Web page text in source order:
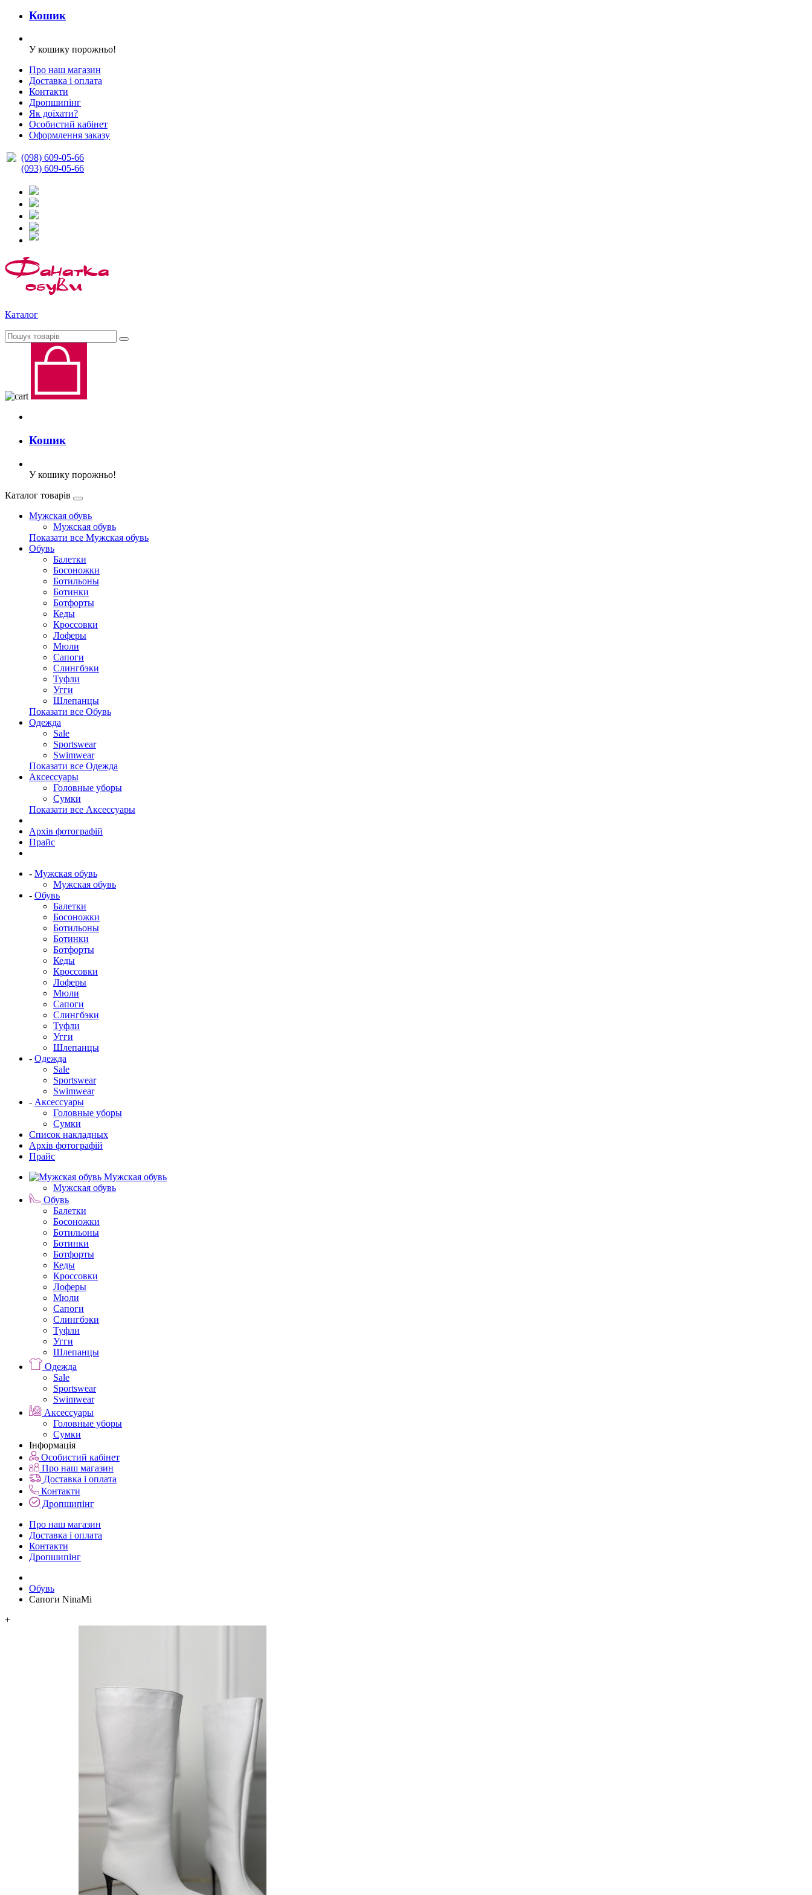
Кошик
У кошику порожньо!
Про наш магазин
Доставка і оплата
Контакти
Дропшипінг
Як доїхати?
Особистий кабінет
Оформлення заказу
(098) 609-05-66
(093) 609-05-66
Каталог
Кошик
У кошику порожньо!
Каталог товарів
Мужская обувь
Мужская обувь
Показати все Мужская обувь
Обувь
Балетки
Босоножки
Ботильоны
Ботинки
Ботфорты
Кеды
Кроссовки
Лоферы
Мюли
Сапоги
Слингбэки
Туфли
Угги
Шлепанцы
Показати все Обувь
Одежда
Sale
Sportswear
Swimwear
Показати все Одежда
Аксессуары
Головные уборы
Сумки
Показати все Аксессуары
Архів фотографій
Прайс
- Мужская обувь
Мужская обувь
- Обувь
Балетки
Босоножки
Ботильоны
Ботинки
Ботфорты
Кеды
Кроссовки
Лоферы
Мюли
Сапоги
Слингбэки
Туфли
Угги
Шлепанцы
- Одежда
Sale
Sportswear
Swimwear
- Аксессуары
Головные уборы
Сумки
Список накладных
Архів фотографій
Прайс
Мужская обувь
Мужская обувь
Обувь
Балетки
Босоножки
Ботильоны
Ботинки
Ботфорты
Кеды
Кроссовки
Лоферы
Мюли
Сапоги
Слингбэки
Туфли
Угги
Шлепанцы
Одежда
Sale
Sportswear
Swimwear
Аксессуары
Головные уборы
Сумки
Інформація
Особистий кабінет
Про наш магазин
Доставка і оплата
Контакти
Дропшипінг
Про наш магазин
Доставка і оплата
Контакти
Дропшипінг
Обувь
Сапоги NinaMi
+